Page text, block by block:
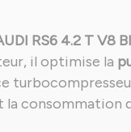
RS6 4.2 T V8
il optimise la
consommation